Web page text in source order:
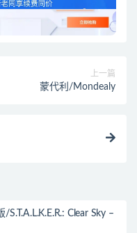
上一篇
蒙代利/Mondealy
Clear Sky –